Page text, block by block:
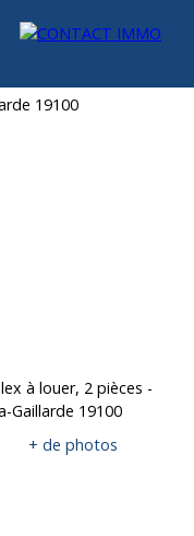
Estimation
+ de photos